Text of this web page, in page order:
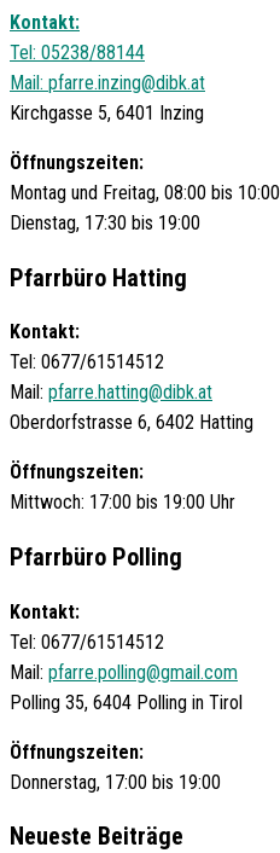
Kontakt:
Tel: 05238/88144
Mail: pfarre.inzing@dibk.at
Kirchgasse 5, 6401 Inzing
Öffnungszeiten:
Montag und Freitag, 08:00 bis 10:00
Dienstag, 17:30 bis 19:00
Pfarrbüro Hatting
Kontakt:
Tel: 0677/61514512
Mail: pfarre.hatting@dibk.at
Oberdorfstrasse 6, 6402 Hatting
Öffnungszeiten:
Mittwoch: 17:00 bis 19:00 Uhr
Pfarrbüro Polling
Kontakt:
Tel: 0677/61514512
Mail: pfarre.polling@gmail.com
Polling 35, 6404 Polling in Tirol
Öffnungszeiten:
Donnerstag, 17:00 bis 19:00
Neueste Beiträge